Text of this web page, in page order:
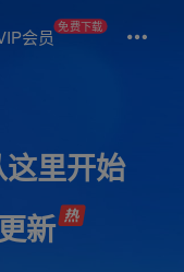
会员 免费下载
里开始
新